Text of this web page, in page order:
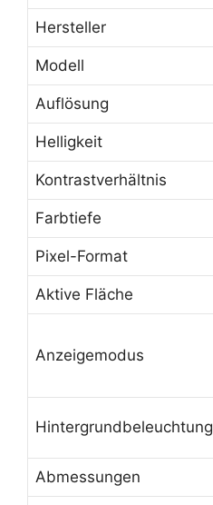
Hersteller
Modell
Auflösung
Helligkeit
Kontrastverhältnis
Farbtiefe
Pixel-Format
Aktive Fläche
Anzeigemodus
Hintergrundbeleuchtung
Abmessungen